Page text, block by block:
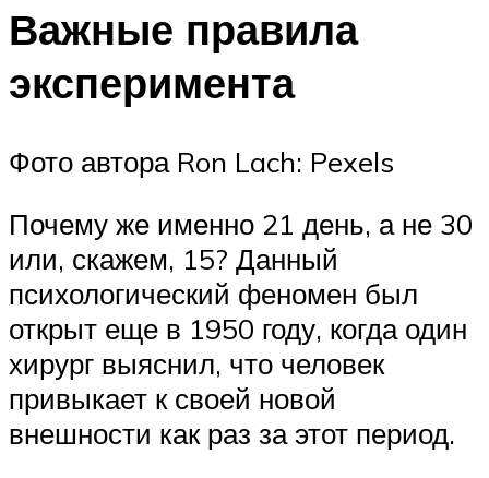
Важные правила
эксперимента
Фото автора Ron Lach: Pexels
Почему же именно 21 день, а не 30
или, скажем, 15? Данный
психологический феномен был
открыт еще в 1950 году, когда один
хирург выяснил, что человек
привыкает к своей новой
внешности как раз за этот период.